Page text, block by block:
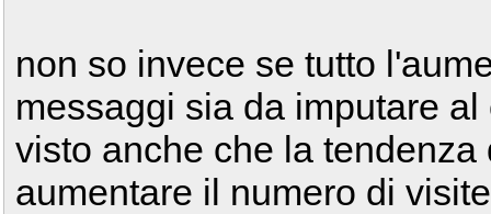
non so invece se tutto
messaggi sia da imputare
visto anche che la
aumentare il numero di